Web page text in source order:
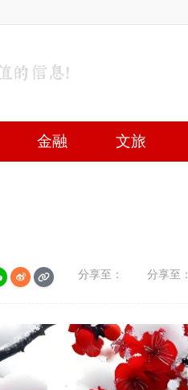
金融 文旅
分享至： 分享至：